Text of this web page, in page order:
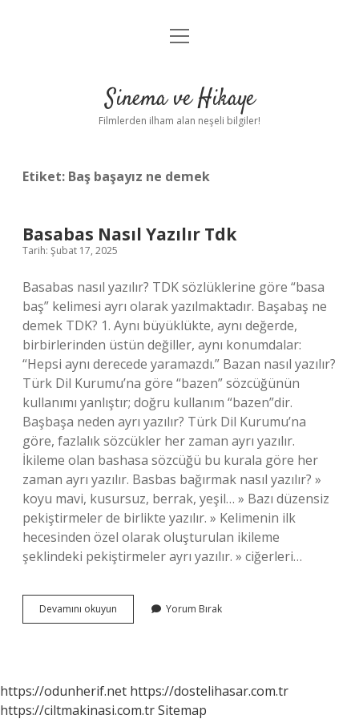
Gizlilik Politikası
Yasal Uyarı
menüyü
Sinema ve Hikaye
Filmlerden ilham alan neşeli bilgiler!
Etiket: Baş başayız ne demek
Basabas Nasıl Yazılır Tdk
Tarih: Şubat 17, 2025
Basabas nasıl yazılır? TDK sözlüklerine göre “basa
baş” kelimesi ayrı olarak yazılmaktadır. Başabaş ne
demek TDK? 1. Aynı büyüklükte, aynı değerde,
birbirlerinden üstün değiller, aynı konumdalar:
“Hepsi aynı derecede yaramazdı.” Bazan nasıl yazılır?
Türk Dil Kurumu’na göre “bazen” sözcüğünün
kullanımı yanlıştır; doğru kullanım “bazen”dir.
Başbaşa neden ayrı yazılır? Türk Dil Kurumu’na
göre, fazlalık sözcükler her zaman ayrı yazılır.
İkileme olan bashasa sözcüğü bu kurala göre her
zaman ayrı yazılır. Basbas bağırmak nasıl yazılır? »
koyu mavi, kusursuz, berrak, yeşil… » Bazı düzensiz
pekiştirmeler de birlikte yazılır. » Kelimenin ilk
hecesinden özel olarak oluşturulan ikileme
şeklindeki pekiştirmeler ayrı yazılır. » ciğerleri…
Devamını okuyun Basabas
Nasıl
Yorum Bırak
https://odunherif.net https://dostelihasar.com.tr
https://ciltmakinasi.com.trSitemap